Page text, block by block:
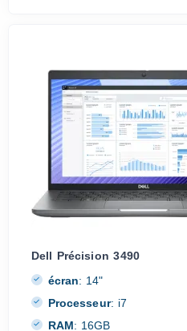
Dell Précision 3490
écran: 14"
Processeur: i7
RAM: 16GB